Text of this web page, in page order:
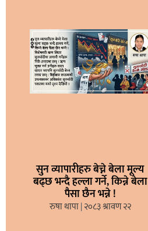
सुन व्यापारीहरु बेच्ने बेला मूल्य
बढ्छ भन्दै हल्ला गर्ने, किन्ने बेला
पैसा छैन भन्ने !
रुषा थापा २०८३ श्रावण २२